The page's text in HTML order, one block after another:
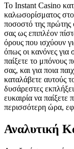
Το Instant Casino
καλωσορίσματος
ποσοστό της πρώτης
σας ως επιπλέον
όρους που ισχύουν
όπως οι κανόνες για
παίξετε το μπόνους
σας, και για ποια
καταλάβετε αυτούς
δυσάρεστες
ευκαιρία να παίξετε
περισσότερη ώρα,
Αναλυτική